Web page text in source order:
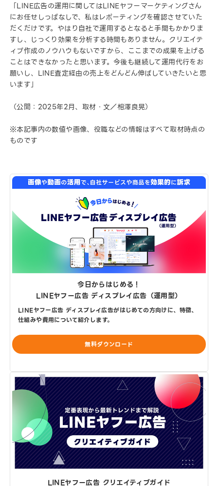
「LINE広告の運用に関してはLINEヤフーマーケティングさん
にお任せしっぱなしで、私はレポーティングを確認させていた
だくだけです。やはり自社で運用するとなると手間もかかりま
すし、じっくり効果を分析する時間もありません。クリエイテ
ィブ作成のノウハウもないですから、ここまでの成果を上げる
ことはできなかったと思います。今後も継続して運用代行をお
願いし、LINE査定経由の売上をどんどん伸ばしていきたいと思
います」
（公開：2025年2月、取材・文／相澤良晃）
※本記事内の数値や画像、役職などの情報はすべて取材時点の
ものです
今日からはじめる！
LINEヤフー広告 ディスプレイ広告（運用型）
LINEヤフー広告 ディスプレイ広告がはじめての方向けに、特徴、
仕組みや費用について紹介します。
無料ダウンロード
LINEヤフー広告 クリエイティブガイド